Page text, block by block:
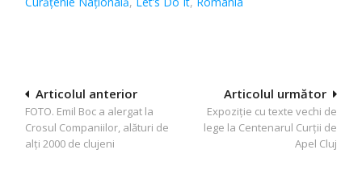
Navigare
în
articole
Articolul următor
Expoziție cu texte vechi de
lege la Centenarul Curţii de
Apel Cluj
Articolul anterior
FOTO. Emil Boc a alergat la
Crosul Companiilor, alături de
alți 2000 de clujeni